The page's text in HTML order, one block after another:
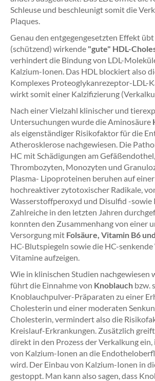
Schleuse und beschleunigt somit die
Plaques.
Genau den entgegengesetzten Effekt
(schützend) wirkende "gute" HDL-
verhindert die Bindung von LDL-
Kalzium-Ionen. Das HDL blockiert also
Komplexes Proteoglykanrezeptor-LDL-
wirkt somit einer Kalzifizierung
Nach einer Vielzahl klinischer und
Untersuchungen wurde die Aminosäure
als eigenständiger Risikofaktor für die
Atherosklerose nachgewiesen. Die
HC mit Schädigungen am
Thrombozyten, Monozyten und
Plasma- Lipoproteinen beruhen auf
hochreaktiver zytotoxischer Radikale,
Wasserstoffperoxyd und Disulfid -sowie
Zahlreiche in den letzten Jahren
konnten den Zusammenhang von einer
Versorgung mit Folsäure, Vitamin B6
HC-Blutspiegeln sowie die HC-
Vitamine aufzeigen.
Wie in klinischen Studien nachgewiesen
führt die Einnahme von Knoblauch bzw.
Knoblauchpulver-Präparaten zu einer
Cholesterin und einer moderaten
Cholesterin, vermindert also die
Kreislauf-Erkrankungen. Zusätzlich
direkt in den Prozess der Verkalkung
von Kalzium-Ionen an die
wird. Der Einbau von Kalzium-Ionen in
gestoppt. Man kann also sagen, dass